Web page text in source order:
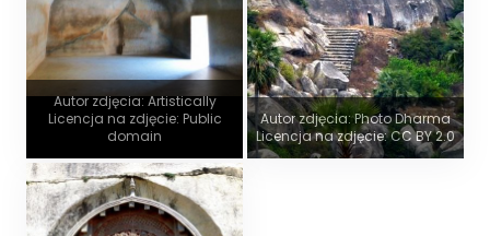
Autor zdjęcia: Artistically
Licencja na zdjęcie: Public
domain
Autor zdjęcia: Photo Dharma
Licencja na zdjęcie: CC BY 2.0